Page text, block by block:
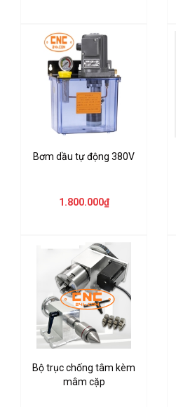
Bơm dầu tự động 380V
1.800.000₫
Bộ trục chống tâm kèm
mâm cặp